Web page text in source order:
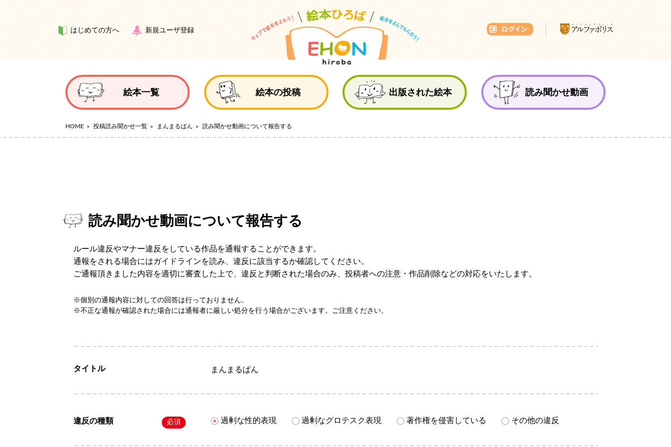
はじめての方へ 新規ユーザ登録
絵本一覧 絵本の投稿 出版された絵本 読み聞かせ動画
HOME 投稿読み聞かせ一覧 まんまるぱん 読み聞かせ動画について報告する
読み聞かせ動画について報告する
ルール違反やマナー違反をしている作品を通報することができます。
通報をされる場合にはガイドラインを読み、違反に該当するか確認してください。
ご通報頂きました内容を適切に審査した上で、違反と判断された場合のみ、投稿者への注意・作品削除などの対応をいたします。
※個別の通報内容に対しての回答は行っておりません。
※不正な通報が確認された場合には通報者に厳しい処分を行う場合がございます。ご注意ください。
タイトル まんまるぱん
違反の種類 必須 過剰な性的表現 過剰なグロテスク表現 著作権を侵害している その他の違反